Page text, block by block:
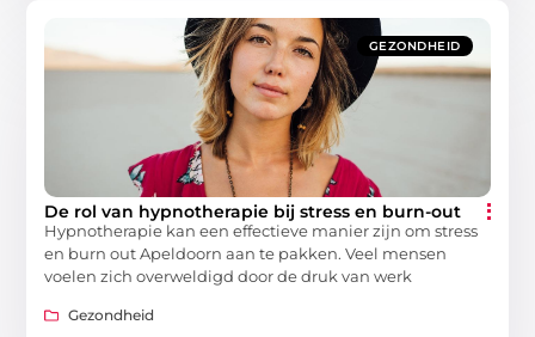
GEZONDHEID
De rol van hypnotherapie bij stress en burn-out
Hypnotherapie kan een effectieve manier zijn om stress
en burn out Apeldoorn aan te pakken. Veel mensen
voelen zich overweldigd door de druk van werk
Gezondheid